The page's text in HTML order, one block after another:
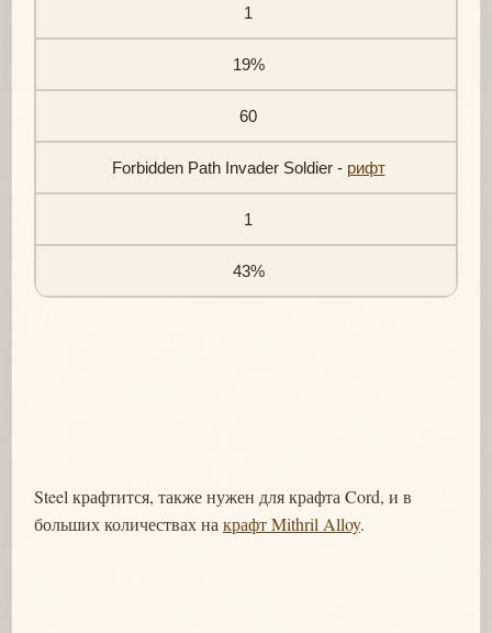
1
19%
60
Forbidden Path Invader Soldier - рифт
1
43%
Steel крафтится, также нужен для крафта Cord, и в
больших количествах на крафт Mithril Alloy.